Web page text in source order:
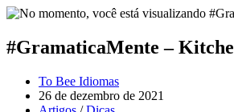
#GramaticaMente –
To Bee Idiomas
26 de dezembro de 2021